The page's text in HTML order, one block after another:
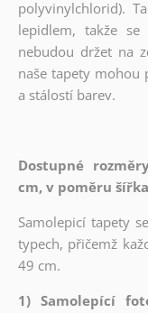
polyvinylchlorid).
lepidlem, takže
nebudou držet na
naše tapety mohou
a stálostí barev.
Dostupné
cm, v poměru
Samolepicí tapety
typech, přičemž
49 cm.
1) Samolepící